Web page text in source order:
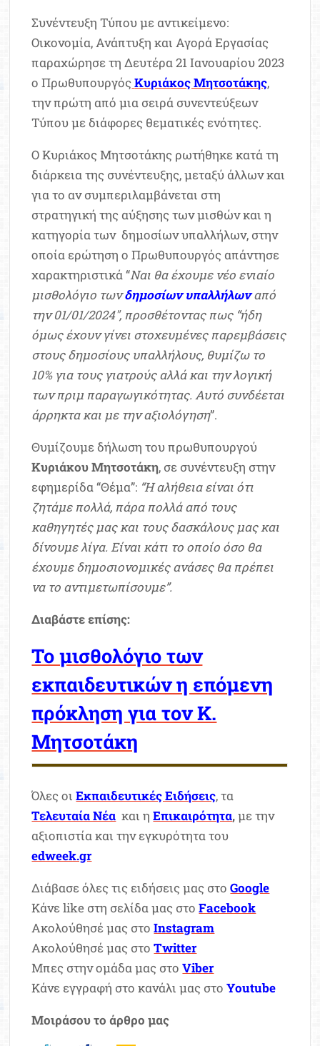
Συνέντευξη Τύπου με αντικείμενο:
Οικονομία, Ανάπτυξη και Αγορά Εργασίας
παραχώρησε τη Δευτέρα 21 Ιανουαρίου 2023
ο ΠρωθυπουργόςΚυριάκος Μητσοτάκης,
την πρώτη από μια σειρά συνεντεύξεων
Τύπου με διάφορες θεματικές ενότητες.
Ο Κυριάκος Μητσοτάκης ρωτήθηκε κατά τη
διάρκεια της συνέντευξης, μεταξύ άλλων και
για το αν συμπεριλαμβάνεται στη
στρατηγική της αύξησης των μισθών και η
κατηγορία των δημοσίων υπαλλήλων, στην
οποία ερώτηση ο Πρωθυπουργός απάντησε
χαρακτηριστικά “Ναι θα έχουμε νέο ενιαίο
μισθολόγιο τωνδημοσίων υπαλλήλωναπό
την 01/01/2024″, προσθέτοντας πως “ήδη
όμως έχουν γίνει στοχευμένες παρεμβάσεις
στους δημοσίους υπαλλήλους, θυμίζω το
10% για τους γιατρούς αλλά και την λογική
των πριμ παραγωγικότητας. Αυτό συνδέεται
άρρηκτα και με την αξιολόγηση”.
Θυμίζουμε δήλωση του πρωθυπουργού
Κυριάκου Μητσοτάκη, σε συνέντευξη στην
εφημερίδα “Θέμα”: “Η αλήθεια είναι ότι
ζητάμε πολλά, πάρα πολλά από τους
καθηγητές μας και τους δασκάλους μας και
δίνουμε λίγα. Είναι κάτι το οποίο όσο θα
έχουμε δημοσιονομικές ανάσες θα πρέπει
να το αντιμετωπίσουμε”.
Διαβάστε επίσης:
Το μισθολόγιο των
εκπαιδευτικών η επόμενη
πρόκληση για τον Κ.
Μητσοτάκη
Όλες οιΕκπαιδευτικές Ειδήσεις, τα
Τελευταία Νέα και ηΕπικαιρότητα,με την
αξιοπιστία και την εγκυρότητα του
edweek.gr
Διάβασε όλες τις ειδήσεις μας στοGoogle
Κάνε like στη σελίδα μας στοFacebook
Ακολούθησέ μας στοInstagram
Ακολούθησέ μας στοTwitter
Μπες στην ομάδα μας στοViber
Κάνε εγγραφή στο κανάλι μας στοYoutube
Μοιράσου το άρθρο μας